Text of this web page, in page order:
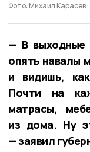
Фото: Михаил Карасев
— В выходные
опять навалы
и видишь,
Почти на
матрасы,
из дома. Ну
— заявил